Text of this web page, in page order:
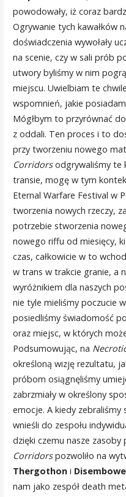
powodowały, iż coraz
Ogrywanie tych kawałków
doświadczenia wywołały
na scenie, czy w sali prób
utwory byliśmy w nim
miejscu. Uwielbiam te
wspomnień, jakie
Mógłbym to przyrównać
z oddali. Ten proces i to
przy tworzeniu nowego
Corridorsodgrywaliśmy te
transie, mogę w tym
Eternal Warfare Festival w
tworzenia nowych rzeczy,
potrzebie stworzenia
nowego riffu od miesięcy,
czas, całkowicie w to
w trans w trakcie granie, a
wyróżnikiem dla naszych
nie tyle mieliśmy poczucie
posiedliśmy świadomość
oraz miejsc, w których
Podsumowując, na
określoną wizję rezultatu,
próbom osiągnęliśmy
zabrzmiały w określony
emocje. A kiedy zebraliśmy
wnieśli do zespołu
dzięki czemu nasze zasoby
Corridorspozwoliło na
Thergothoni
nam jako zespół death